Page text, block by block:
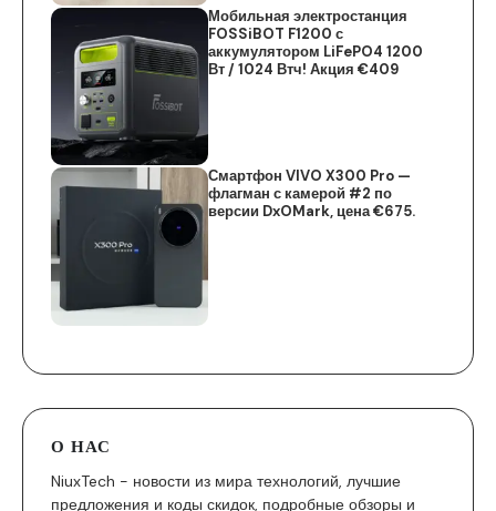
Мобильная электростанция
FOSSiBOT F1200 с
аккумулятором LiFePO4 1200
Вт / 1024 Втч! Акция €409
Смартфон VIVO X300 Pro —
флагман с камерой #2 по
версии DxOMark, цена €675.
О НАС
NiuxTech - новости из мира технологий, лучшие
предложения и коды скидок, подробные обзоры и